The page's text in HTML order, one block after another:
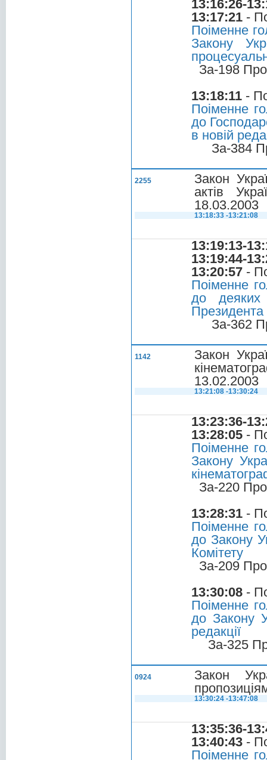
13:16:26-
13:17:21 -
Поіменне
Закону
За-198
13:18:11 -
Поіменне
до
в новій
За-384
2255
Закон
актів
18.03.2003
13:18:33 -13:21:08
13:19:13-
13:19:44-
13:20:57 -
Поіменне
до деяких
Президента
За-362
1142
Закон
13.02.2003
13:21:08 -13:30:24
13:23:36-
13:28:05 -
Поіменне
Закону
За-220
13:28:31 -
Поіменне
до Закону
Комітету
За-209
13:30:08 -
Поіменне
до Закону
редакції
За-325
0924
Закон
13:30:24 -13:47:08
13:35:36-
13:40:43 -
Поіменне